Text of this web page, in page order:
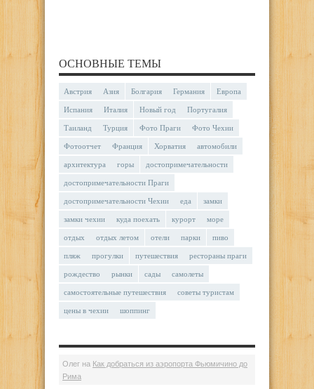
ОСНОВНЫЕ ТЕМЫ
Австрия Азия Болгария Германия Европа
Испания Италия Новый год Португалия
Таиланд Турция Фото Праги Фото Чехии
Фотоотчет Франция Хорватия автомобили
архитектура горы достопримечательности
достопримечательности Праги
достопримечательности Чехии еда замки
замки чехии куда поехать курорт море
отдых отдых летом отели парки пиво
пляж прогулки путешествия рестораны праги
рождество рынки сады самолеты
самостоятельные путешествия советы туристам
цены в чехии шоппинг
Олег на Как добраться из аэропорта Фьюмичино до
Рима